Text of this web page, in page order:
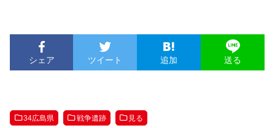
シェア ツイート 追加 送る
34広島県 戦争遺跡 見る